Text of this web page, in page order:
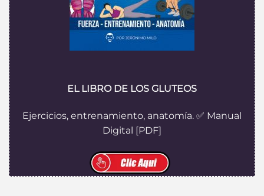
EL LIBRO DE LOS GLUTEOS
Ejercicios, entrenamiento, anatomía. ✅ Manual
Digital [PDF]